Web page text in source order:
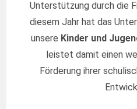
Unterstützung durch die
diesem Jahr hat das
unsere Kinder und
leistet damit einen
Förderung ihrer